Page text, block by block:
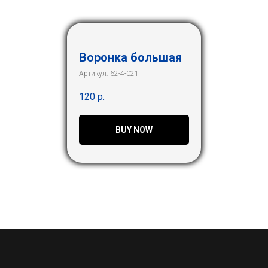
Воронка большая
Артикул: 62-4-021
120 р.
BUY NOW